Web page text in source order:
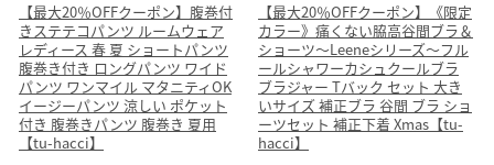
【最大20％OFFクーポン】腹巻付
きステテコパンツ ルームウェア
レディース 春 夏 ショートパンツ
腹巻き付き ロングパンツ ワイド
パンツ ワンマイル マタニティOK
イージーパンツ 涼しい ポケット
付き 腹巻きパンツ 腹巻き 夏用
【tu-hacci】
【最大20％OFFクーポン】《限定
カラー》痛くない脇高谷間ブラ＆
ショーツ〜Leeneシリーズ〜フル
ールシャワーカシュクールブラ
ブラジャー Tバック セット 大き
いサイズ 補正ブラ 谷間 ブラ ショ
ーツセット 補正下着 Xmas【tu-
hacci】